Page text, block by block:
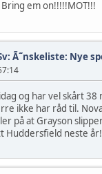
Bring em on!!!!!MOT!!!
Ã˜nskeliste: Nye
og har vel skårt 38
ikke har råd til.
på at Grayson
neste